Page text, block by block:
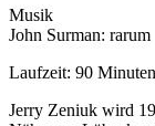
Musik
John Surman: rarum
Laufzeit: 90
Jerry Zeniuk wird